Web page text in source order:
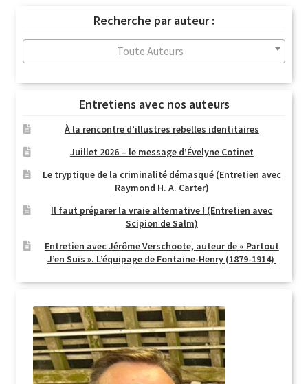
Recherche par auteur :
Toute Auteurs
Entretiens avec nos auteurs
À la rencontre d’illustres rebelles identitaires
Juillet 2026 – le message d’Évelyne Cotinet
Le tryptique de la criminalité démasqué (Entretien avec
Raymond H. A. Carter)
Il faut préparer la vraie alternative ! (Entretien avec
Scipion de Salm)
Entretien avec Jérôme Verschoote, auteur de « Partout
J’en Suis ». L’équipage de Fontaine-Henry (1879-1914)